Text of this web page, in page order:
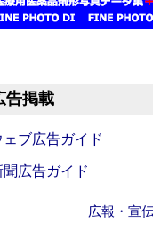
告掲載
ェブ広告ガイド
聞広告ガイド
広報・宣